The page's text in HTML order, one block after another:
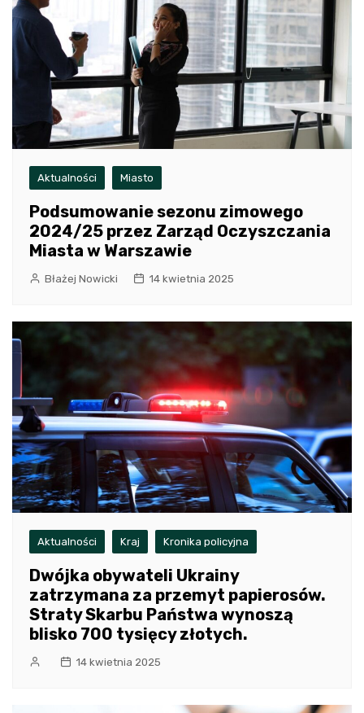
Aktualności Miasto
Podsumowanie sezonu zimowego
2024/25 przez Zarząd Oczyszczania
Miasta w Warszawie
Błażej Nowicki 14 kwietnia 2025
Aktualności Kraj Kronika policyjna
Dwójka obywateli Ukrainy
zatrzymana za przemyt papierosów.
Straty Skarbu Państwa wynoszą
blisko 700 tysięcy złotych.
14 kwietnia 2025